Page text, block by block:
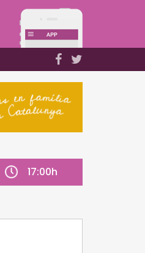
17:00h